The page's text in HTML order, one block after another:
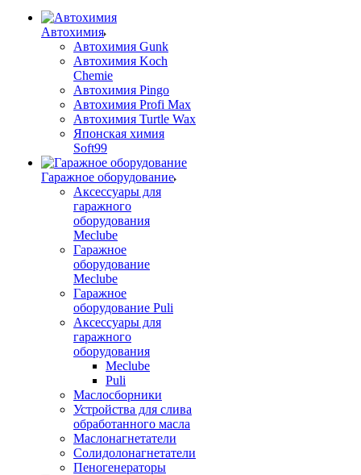
Автохимия
Автохимия Gunk
Автохимия Koch
Chemie
Автохимия Pingo
Автохимия Profi Max
Автохимия Turtle Wax
Японская химия
Soft99
Гаражное оборудование
Аксессуары для
гаражного
оборудования
Meclube
Гаражное
оборудование
Meclube
Гаражное
оборудование Puli
Аксессуары для
гаражного
оборудования
Meclube
Puli
Маслосборники
Устройства для слива
обработанного масла
Маслонагнетатели
Солидолонагнетатели
Пеногенераторы